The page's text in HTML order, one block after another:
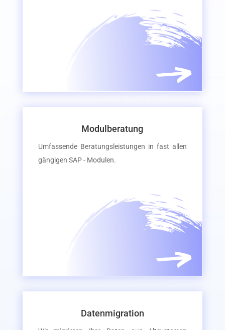
Modulberatung
Umfassende Beratungsleistungen in fast allen
gängigen SAP - Modulen.
Datenmigration